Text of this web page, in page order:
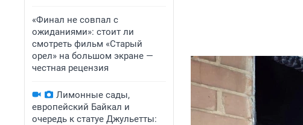
«Финал не совпал с
ожиданиями»: стоит ли
смотреть фильм «Старый
орел» на большом экране —
честная рецензия
Лимонные сады,
европейский Байкал и
очередь к статуе Джульетты: